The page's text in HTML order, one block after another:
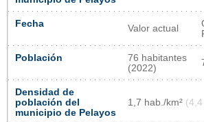
Fecha Valor actual
Población
76 habitantes
(2022)
Densidad de
población del
municipio de Pelayos
1,7 hab./km²